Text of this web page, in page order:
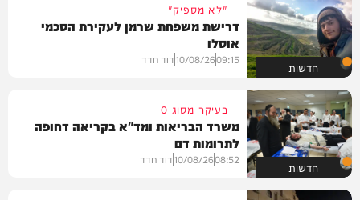
חדשות
"לא מספיק"
דרישת משפחת שרמן לעקירת הסכמי
אוסלו
09:15
10/08/26דוד חדד
חדשות
בעיקר מסוג O
משרד הבריאות ומד"א בקריאה דחופה
לתרומות דם
08:52
10/08/26דוד חדד